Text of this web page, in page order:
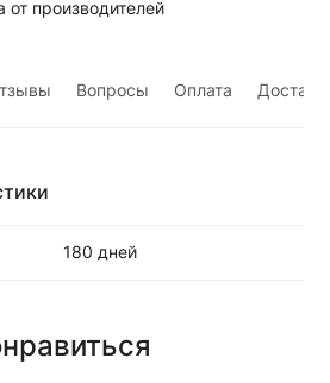
от производителей
Вопросы Оплата
180 дней